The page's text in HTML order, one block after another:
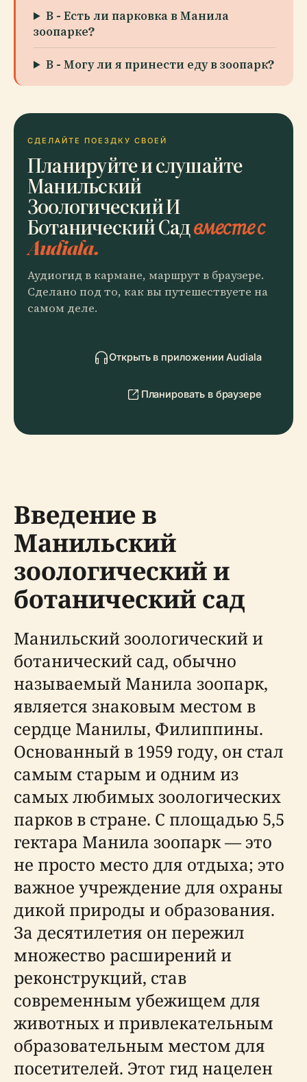
В - Есть ли парковка в Манила
зоопарке?
В - Могу ли я принести еду в зоопарк?
СДЕЛАЙТЕ ПОЕЗДКУ СВОЕЙ
Планируйте и слушайте
Манильский
Зоологический И
Ботанический Садвместе с
Audiala.
Аудиогид в кармане, маршрут в браузере.
Сделано под то, как вы путешествуете на
самом деле.
Открыть в приложении Audiala
Планировать в браузере
Введение в
Манильский
зоологический и
ботанический сад
Манильский зоологический и
ботанический сад, обычно
называемый Манила зоопарк,
является знаковым местом в
сердце Манилы, Филиппины.
Основанный в 1959 году, он стал
самым старым и одним из
самых любимых зоологических
парков в стране. С площадью 5,5
гектара Манила зоопарк — это
не просто место для отдыха; это
важное учреждение для охраны
дикой природы и образования.
За десятилетия он пережил
множество расширений и
реконструкций, став
современным убежищем для
животных и привлекательным
образовательным местом для
посетителей. Этот гид нацелен